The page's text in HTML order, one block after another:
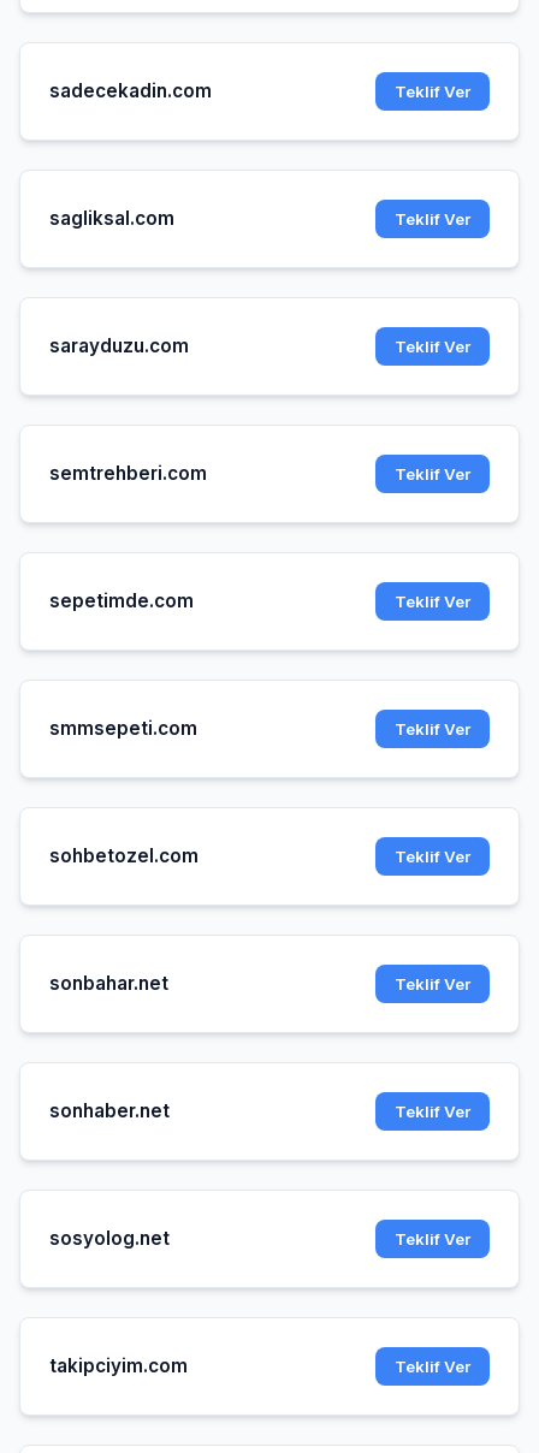
sadecekadin.com Teklif Ver
sagliksal.com Teklif Ver
sarayduzu.com Teklif Ver
semtrehberi.com Teklif Ver
sepetimde.com Teklif Ver
smmsepeti.com Teklif Ver
sohbetozel.com Teklif Ver
sonbahar.net Teklif Ver
sonhaber.net Teklif Ver
sosyolog.net Teklif Ver
takipciyim.com Teklif Ver